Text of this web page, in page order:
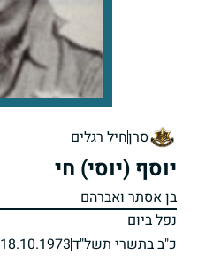
סרןחיל רגלים
יוסף (יוסי) חי
בן אסתר ואברהם
נפל ביום
כ"ב בתשרי תשל"ד18.10.1973